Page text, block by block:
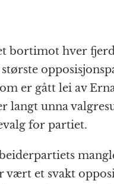
bortimot hver
er gått lei av
langt unna
for partiet.
vært et svakt